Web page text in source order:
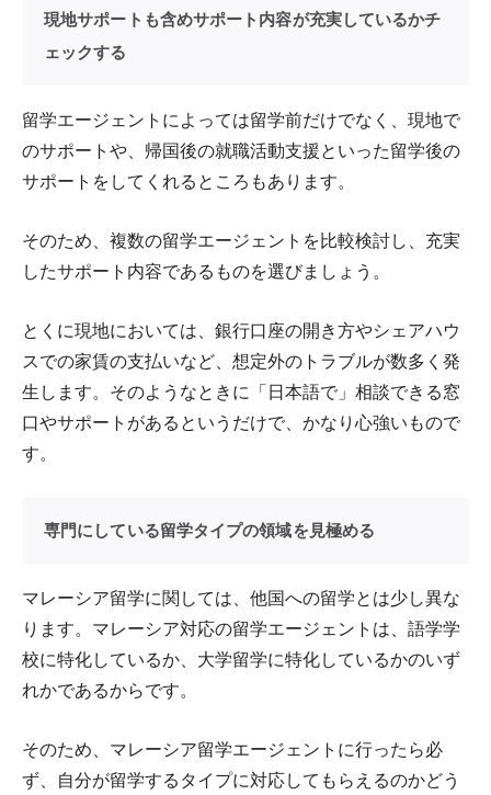
現地サポートも含めサポート内容が充実しているかチ
ェックする
留学エージェントによっては留学前だけでなく、現地で
のサポートや、帰国後の就職活動支援といった留学後の
サポートをしてくれるところもあります。
そのため、複数の留学エージェントを比較検討し、充実
したサポート内容であるものを選びましょう。
とくに現地においては、銀行口座の開き方やシェアハウ
スでの家賃の支払いなど、想定外のトラブルが数多く発
生します。そのようなときに「日本語で」相談できる窓
口やサポートがあるというだけで、かなり心強いもので
す。
専門にしている留学タイプの領域を見極める
マレーシア留学に関しては、他国への留学とは少し異な
ります。マレーシア対応の留学エージェントは、語学学
校に特化しているか、大学留学に特化しているかのいず
れかであるからです。
そのため、マレーシア留学エージェントに行ったら必
ず、自分が留学するタイプに対応してもらえるのかどう